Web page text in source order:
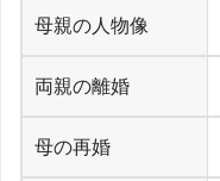
母親の人物像
両親の離婚
母の再婚